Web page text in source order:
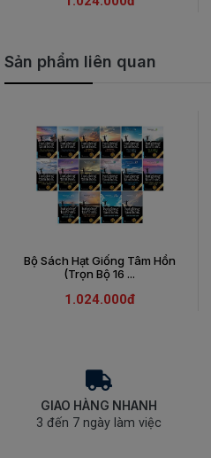
Sản phẩm liên quan
Bộ Sách Hạt Giống Tâm Hồn
(Trọn Bộ 16 ...
1.024.000đ
GIAO HÀNG NHANH
3 đến 7 ngày làm việc